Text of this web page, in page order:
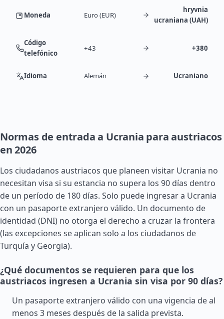
Moneda Euro (EUR)
hryvnia
ucraniana (UAH)
Código
telefónico
+43 +380
Idioma Alemán Ucraniano
Normas de entrada a Ucrania para austriacos
en 2026
Los ciudadanos austriacos que planeen visitar Ucrania no
necesitan visa si su estancia no supera los 90 días dentro
de un período de 180 días. Solo puede ingresar a Ucrania
con un pasaporte extranjero válido. Un documento de
identidad (DNI) no otorga el derecho a cruzar la frontera
(las excepciones se aplican solo a los ciudadanos de
Turquía y Georgia).
¿Qué documentos se requieren para que los
austriacos ingresen a Ucrania sin visa por 90 días?
Un pasaporte extranjero válido con una vigencia de al
menos 3 meses después de la salida prevista.